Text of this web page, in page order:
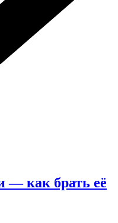
— как брать её